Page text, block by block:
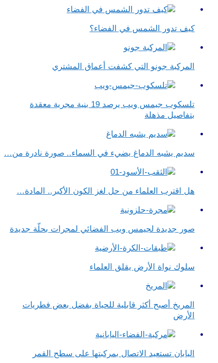
كيف تدور الشمس في الفضاء؟
المركبة جونو التي كشفت أعماق المشتري
تلسكوب جيمس ويب يرصد 19 بنية مجرية معقدة
بتفاصيل مذهلة
سديم يشبه الدماغ يضيء في السماء.. صورة نادرة من…
هل اقترب العلماء من حل لغز الكون الأكبر.. المادة…
صور جديدة لجيمس ويب الفضائي لمجرات بحلّة جديدة
سلوك نواة الأرض يقلق العلماء
المريخ أصبح أكثر قابلية للحياة بفضل بعض فطريات
الأرض
اليابان تستعيد الاتصال بمركبتها على سطح القمر